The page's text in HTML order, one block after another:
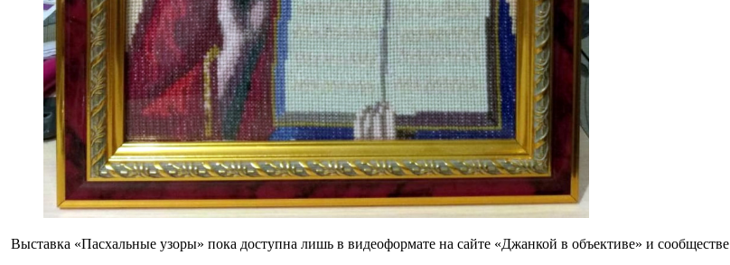
Выставка «Пасхальные узоры» пока доступна лишь в видеоформате на сайте «Джанкой в объективе» и сообществе